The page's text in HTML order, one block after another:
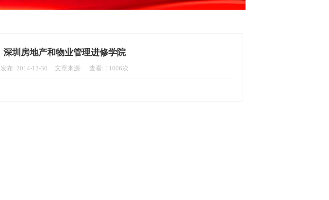
深圳房地产和物业管理进修学院
发布: 2014-12-30 文章来源: 查看: 11606次